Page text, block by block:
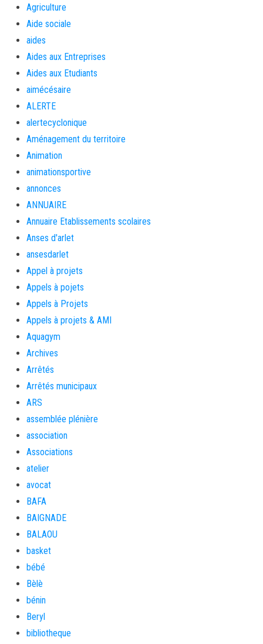
Agriculture
Aide sociale
aides
Aides aux Entreprises
Aides aux Etudiants
aimécésaire
ALERTE
alertecyclonique
Aménagement du territoire
Animation
animationsportive
annonces
ANNUAIRE
Annuaire Etablissements scolaires
Anses d'arlet
ansesdarlet
Appel à projets
Appels à pojets
Appels à Projets
Appels à projets & AMI
Aquagym
Archives
Arrêtés
Arrêtés municipaux
ARS
assemblée plénière
association
Associations
atelier
avocat
BAFA
BAIGNADE
BALAOU
basket
bébé
Bèlè
bénin
Beryl
bibliotheque